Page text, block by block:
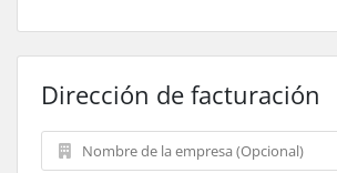
Dirección de facturación